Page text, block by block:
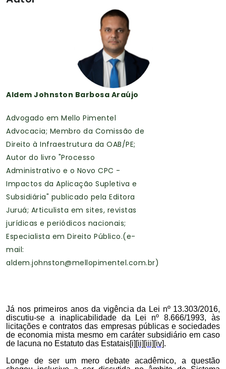
Aldem Johnston Barbosa Araújo
Advogado em Mello Pimentel
Advocacia; Membro da Comissão de
Direito à Infraestrutura da OAB/PE;
Autor do livro "Processo
Administrativo e o Novo CPC -
Impactos da Aplicação Supletiva e
Subsidiária" publicado pela Editora
Juruá; Articulista em sites, revistas
jurídicas e periódicos nacionais;
Especialista em Direito Público.(e-
mail:
aldem.johnston@mellopimentel.com.br)